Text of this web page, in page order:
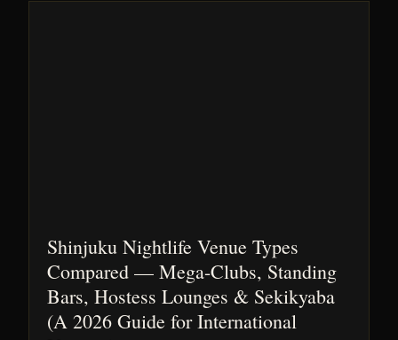
Shinjuku Nightlife Venue Types
Compared — Mega-Clubs, Standing
Bars, Hostess Lounges & Sekikyaba
(A 2026 Guide for International